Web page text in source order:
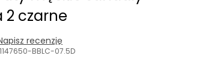
2 czarne
recenzję
BBLC-07.5D